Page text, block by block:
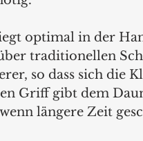
optimal in der
traditionellen
so dass sich die
Griff gibt dem
längere Zeit